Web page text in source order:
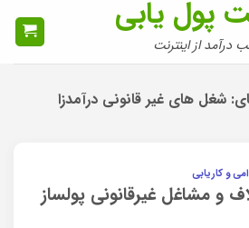
پول یابی
از اینترنت
شغل های غیر قانونی درآمدزا
و کاریابی
و مشاغل غیرقانونی پولساز